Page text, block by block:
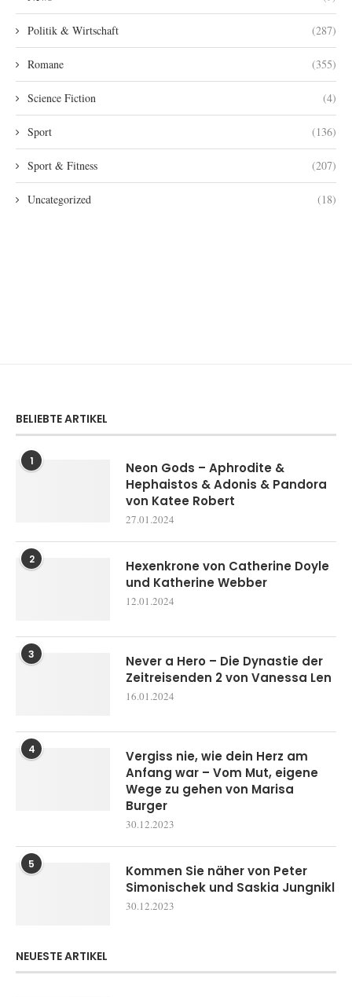
Politik & Wirtschaft (287)
Romane (355)
Science Fiction (4)
Sport (136)
Sport & Fitness (207)
Uncategorized (18)
BELIEBTE ARTIKEL
1
Neon Gods – Aphrodite &
Hephaistos & Adonis & Pandora
von Katee Robert
27.01.2024
2
Hexenkrone von Catherine Doyle
und Katherine Webber
12.01.2024
3
Never a Hero – Die Dynastie der
Zeitreisenden 2 von Vanessa Len
16.01.2024
4
Vergiss nie, wie dein Herz am
Anfang war – Vom Mut, eigene
Wege zu gehen von Marisa
Burger
30.12.2023
5
Kommen Sie näher von Peter
Simonischek und Saskia Jungnikl
30.12.2023
NEUESTE ARTIKEL